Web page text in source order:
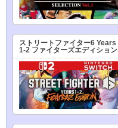
ストリートファイター6 Years
1-2 ファイターズエディション